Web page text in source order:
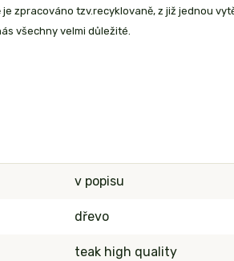
zpracováno tzv.recyklovaně, z již jednou
všechny velmi důležité.
v popisu
dřevo
teak high quality